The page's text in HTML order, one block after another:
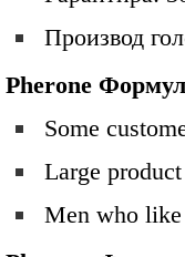
Производ
Pherone
Some
Large
Men who